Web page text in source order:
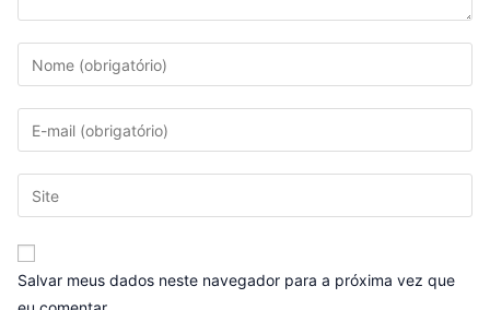
Salvar meus dados neste navegador para a próxima vez que